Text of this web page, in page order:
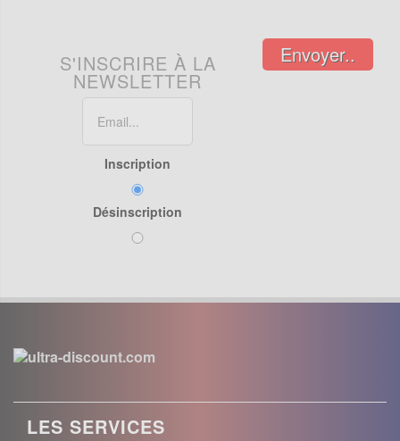
S'INSCRIRE À LA
NEWSLETTER
Inscription
Désinscription
Envoyer..
LES SERVICES